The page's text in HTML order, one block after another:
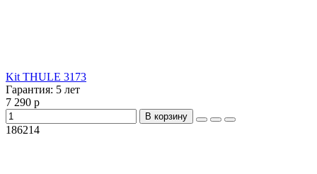
Kit THULE 3173
Гарантия: 5 лет
7 290 р
В корзину
186214